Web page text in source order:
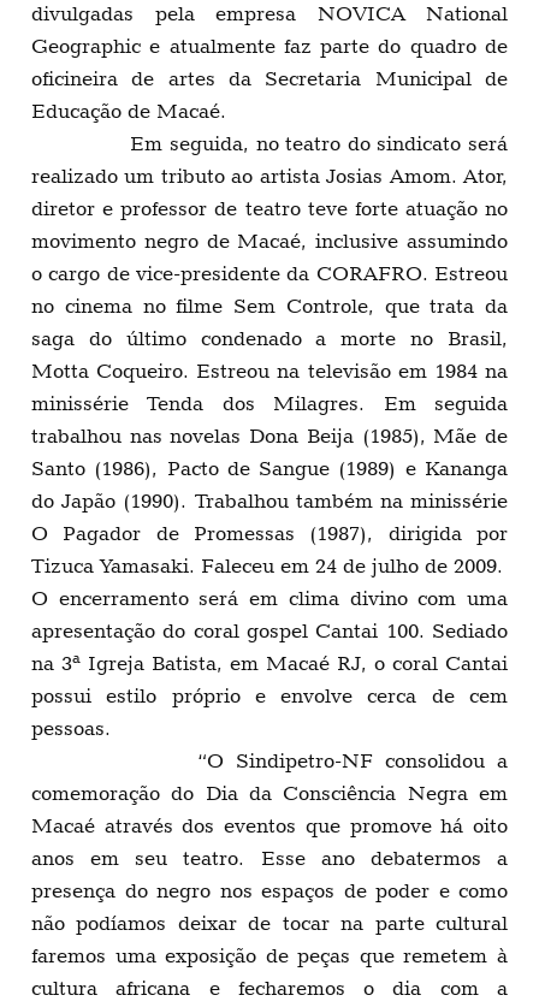
divulgadas pela empresa NOVICA National
Geographic e atualmente faz parte do quadro de
oficineira de artes da Secretaria Municipal de
Educação de Macaé.
Em seguida, no teatro do sindicato será
realizado um tributo ao artista Josias Amom. Ator,
diretor e professor de teatro teve forte atuação no
movimento negro de Macaé, inclusive assumindo
o cargo de vice-presidente da CORAFRO. Estreou
no cinema no filme Sem Controle, que trata da
saga do último condenado a morte no Brasil,
Motta Coqueiro. Estreou na televisão em 1984 na
minissérie Tenda dos Milagres. Em seguida
trabalhou nas novelas Dona Beija (1985), Mãe de
Santo (1986), Pacto de Sangue (1989) e Kananga
do Japão (1990). Trabalhou também na minissérie
O Pagador de Promessas (1987), dirigida por
Tizuca Yamasaki. Faleceu em 24 de julho de 2009.
O encerramento será em clima divino com uma
apresentação do coral gospel Cantai 100. Sediado
na 3ª Igreja Batista, em Macaé RJ, o coral Cantai
possui estilo próprio e envolve cerca de cem
pessoas.
“O Sindipetro-NF consolidou a
comemoração do Dia da Consciência Negra em
Macaé através dos eventos que promove há oito
anos em seu teatro. Esse ano debatermos a
presença do negro nos espaços de poder e como
não podíamos deixar de tocar na parte cultural
faremos uma exposição de peças que remetem à
cultura africana e fecharemos o dia com a